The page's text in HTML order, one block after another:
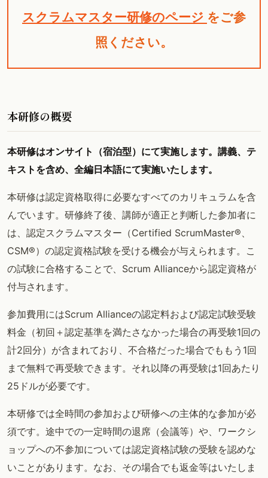
スクラムマスター研修のページ をご参
照ください。
本研修の概要
本研修はオンサイト（宿泊型）にて実施します。講義、テ
キストを含め、全編日本語にて実施いたします。
本研修は認定資格取得に必要なすべてのカリキュラムを含
んでいます。研修終了後、講師が適正と判断した参加者に
は、認定スクラムマスター（Certified ScrumMaster®、
CSM®）の認定資格試験を受ける機会が与えられます。こ
の試験に合格することで、Scrum Allianceから認定資格が
付与されます。
参加費用にはScrum Allianceの認定料および認定試験受験
料金（初回＋認定基準を満たさなかった場合の再受験1回の
計2回分）が含まれており、不合格だった場合でももう1回
まで無料で再受験できます。それ以降の再受験は1回あたり
25ドルが必要です。
本研修では全時間の参加および研修への主体的な参加が必
須です。途中での一定時間の退席（会議等）や、ワークシ
ョップへの不参加については認定資格試験の受験を認めな
いことがあります。なお、その場合でも返金等はいたしま